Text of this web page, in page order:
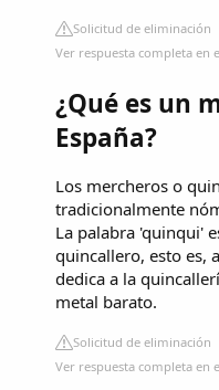
Solicitud de eliminación
Ver respuesta completa en
¿Qué es un
España?
Los mercheros o
tradicionalmente
La palabra 'quinqui'
quincallero, esto es,
dedica a la
metal barato.
Solicitud de eliminación
Ver respuesta completa en